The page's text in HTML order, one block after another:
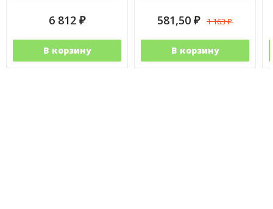
6 812 ₽
В корзину
581,50 ₽ 1 163₽
В корзину